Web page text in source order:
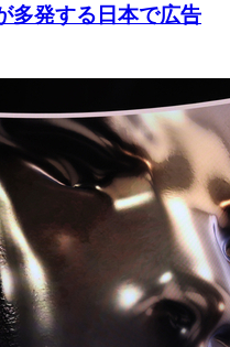
多発する日本で広告